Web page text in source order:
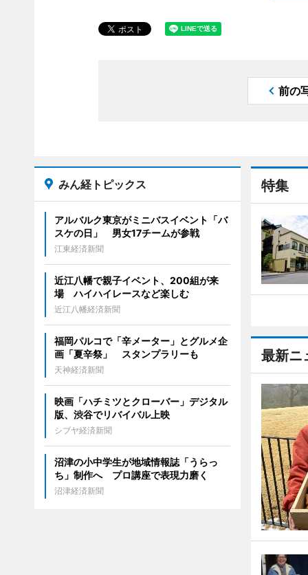
前の
特集
最新ニ
みん経トピックス
アルバルク東京がミニバスイベント「バ
スケの日」 男女17チームが参戦
江東経済新聞
近江八幡で親子イベント、200組が来
場 ハイハイレースなど楽しむ
近江八幡経済新聞
福岡パルコで「辛メーター」とグルメ企
画「夏辛祭」 スタンプラリーも
天神経済新聞
映画「ハチミツとクローバー」デジタル
版、渋谷でリバイバル上映
シブヤ経済新聞
沼津の小中学生が地域情報誌「うらっ
ち」制作へ プロ講座で表現力磨く
沼津経済新聞